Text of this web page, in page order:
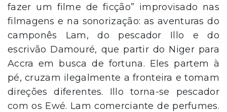
fazer um filme de ficção” improvisado nas
filmagens e na sonorização: as aventuras do
camponês Lam, do pescador Illo e do
escrivão Damouré, que partir do Niger para
Accra em busca de fortuna. Eles partem à
pé, cruzam ilegalmente a fronteira e tomam
direções diferentes. Illo torna-se pescador
com os Ewé. Lam comerciante de perfumes.